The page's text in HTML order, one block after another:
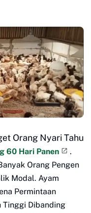
Orang Nyari Tahu
60 Hari Panen
.
Orang Pengen
Modal. Ayam
Permintaan
Tinggi Dibanding